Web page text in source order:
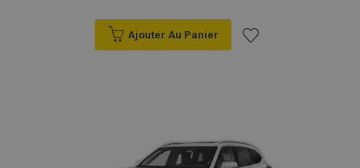
Ajouter Au Panier
d'achats